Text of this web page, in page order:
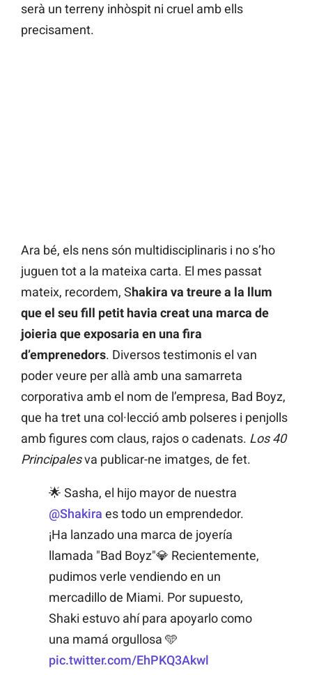
serà un terreny inhòspit ni cruel amb ells
precisament.
Ara bé, els nens són multidisciplinaris i no s’ho
juguen tot a la mateixa carta. El mes passat
mateix, recordem, Shakira va treure a la llum
que el seu fill petit havia creat una marca de
joieria que exposaria en una fira
d’emprenedors. Diversos testimonis el van
poder veure per allà amb una samarreta
corporativa amb el nom de l’empresa, Bad Boyz,
que ha tret una col·lecció amb polseres i penjolls
amb figures com claus, rajos o cadenats. Los 40
Principalesva publicar-ne imatges, de fet.
🌟 Sasha, el hijo mayor de nuestra
@Shakira es todo un emprendedor.
¡Ha lanzado una marca de joyería
llamada "Bad Boyz"💎 Recientemente,
pudimos verle vendiendo en un
mercadillo de Miami. Por supuesto,
Shaki estuvo ahí para apoyarlo como
una mamá orgullosa 🩵
pic.twitter.com/EhPKQ3Akwl